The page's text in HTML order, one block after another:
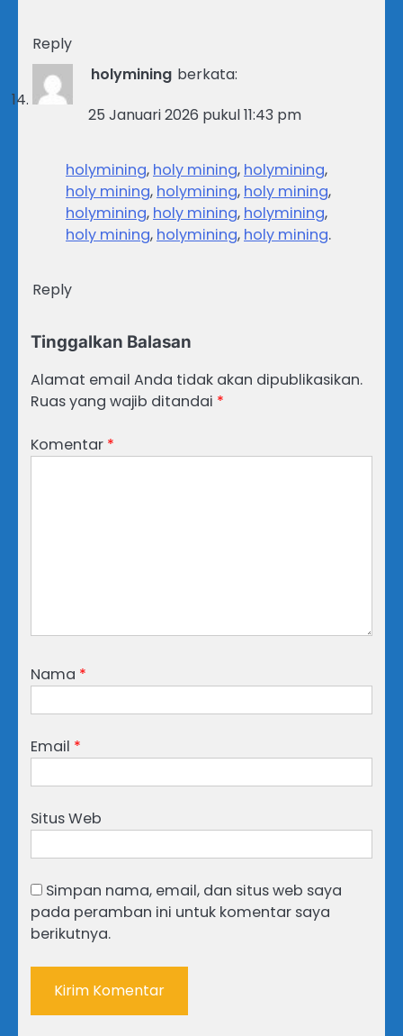
Reply
holymining berkata:
25 Januari 2026 pukul 11:43 pm
holymining, holy mining, holymining,
holy mining, holymining, holy mining,
holymining, holy mining, holymining,
holy mining, holymining, holy mining.
Reply
Tinggalkan Balasan
Alamat email Anda tidak akan dipublikasikan.
Ruas yang wajib ditandai *
Komentar *
Nama *
Email *
Situs Web
Simpan nama, email, dan situs web saya
pada peramban ini untuk komentar saya
berikutnya.